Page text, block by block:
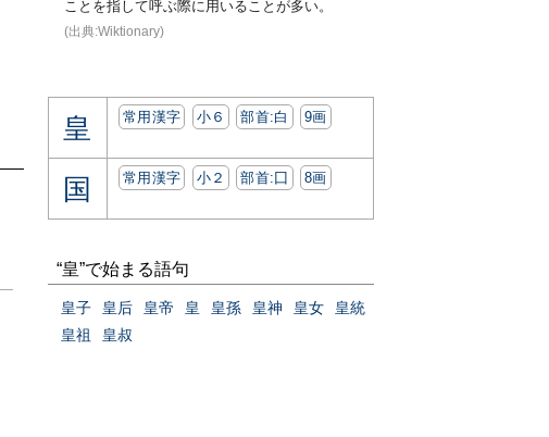
ことを指して呼ぶ際に用いることが多い。
(出典:Wiktionary)
皇 常用漢字 小６ 部首:⽩ 9画
国 常用漢字 小２ 部首:⼞ 8画
“皇”で始まる語句
皇子 皇后 皇帝 皇 皇孫 皇神 皇女
皇統
皇祖
皇叔